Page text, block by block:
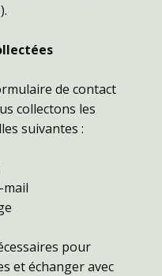
de contact
collectons les
suivantes :
mail
pour
et échanger avec